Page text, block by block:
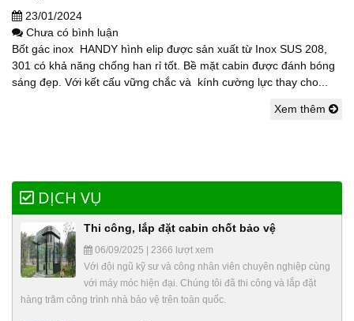
23/01/2024
Chưa có bình luận
Bốt gác inox HANDY hình elip được sản xuất từ Inox SUS 208,
301 có khả năng chống han rỉ tốt. Bề mặt cabin được đánh bóng
sáng đẹp. Với kết cấu vững chắc và kính cường lực thay cho...
Xem thêm
DỊCH VỤ
Thi công, lắp đặt cabin chốt bảo vệ
06/09/2025 | 2366 lượt xem
Với đội ngũ kỹ sư và công nhân viên chuyên nghiệp cùng
với máy móc hiện đại. Chúng tôi đã thi công và lắp đặt
hàng trăm công trình nhà bảo vệ trên toàn quốc.